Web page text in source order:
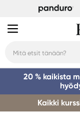
20 % kaikista
Kaikki